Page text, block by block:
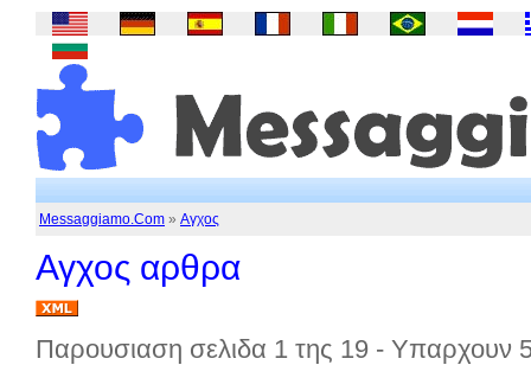
Messaggiamo.Com » Αγχος
Αγχος αρθρα
Παρουσιαση σελιδα 1 της 19 - Υπαρχουν